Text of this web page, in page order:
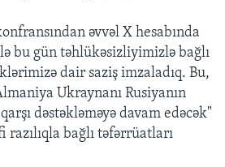
əvvəl X hesabında
bu gün təhlükəsizliyimizlə bağlı
dair saziş imzaladıq. Bu,
Ukraynanı Rusiyanın
dəstəkləməyə davam edəcək"
razılıqla bağlı təfərrüatları